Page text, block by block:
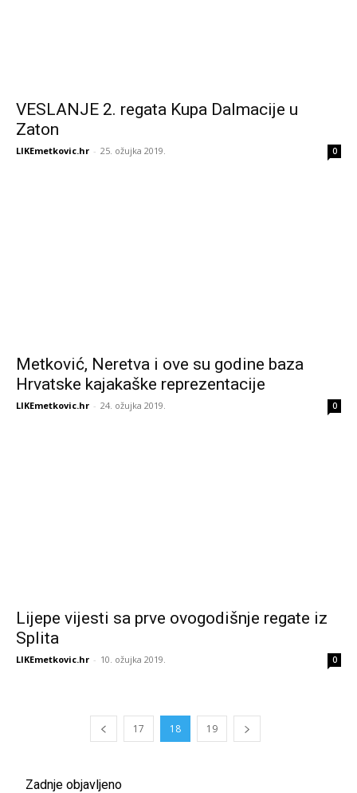
VESLANJE 2. regata Kupa Dalmacije u
Zaton
LIKEmetkovic.hr - 25. ožujka 2019. 0
Metković, Neretva i ove su godine baza
Hrvatske kajakaške reprezentacije
LIKEmetkovic.hr - 24. ožujka 2019. 0
Lijepe vijesti sa prve ovogodišnje regate iz
Splita
LIKEmetkovic.hr - 10. ožujka 2019. 0
17 18 19
Zadnje objavljeno